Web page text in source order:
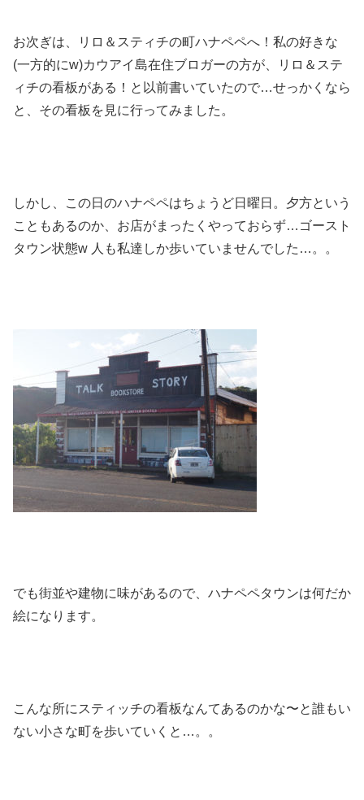
お次ぎは、リロ＆スティチの町ハナペペへ！私の好きな
(一方的にw)カウアイ島在住ブロガーの方が、リロ＆ステ
ィチの看板がある！と以前書いていたので…せっかくなら
と、その看板を見に行ってみました。
しかし、この日のハナペペはちょうど日曜日。夕方という
こともあるのか、お店がまったくやっておらず…ゴースト
タウン状態w 人も私達しか歩いていませんでした…。。
でも街並や建物に味があるので、ハナペペタウンは何だか
絵になります。
こんな所にスティッチの看板なんてあるのかな〜と誰もい
ない小さな町を歩いていくと…。。